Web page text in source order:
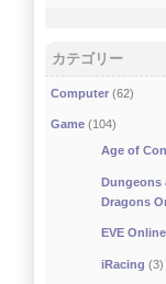
カテゴリー
Computer (62)
Game (104)
Age of
Dungeons
Dragons
EVE Online
iRacing (3)